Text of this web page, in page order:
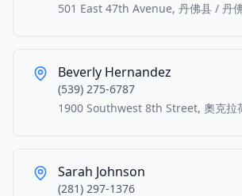
501 East 47th Avenue, 丹佛县 / 丹
Beverly Hernandez
(539) 275-6787
1900 Southwest 8th Street, 奧克拉
Sarah Johnson
(281) 297-1376